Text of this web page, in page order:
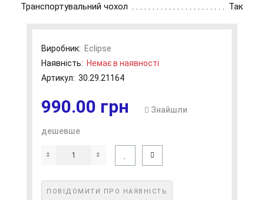
Транспортувальний чохол
Так
Виробник: Eclipse
Наявність: Немає в наявності
Артикул: 30.29.21164
990.00 грн Знайшли
дешевше
ПОВІДОМИТИ ПРО НАЯВНІСТЬ